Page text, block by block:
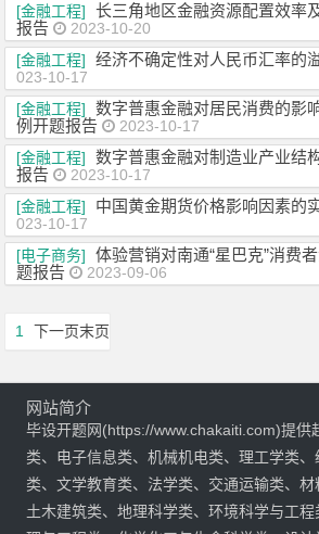
[金融工程]
长三角地区金融资源配置效率
报告
2023-10-20
[金融工程]
经济不确定性对人民币汇率的
023-10-17
[金融工程]
数字普惠金融对居民消费的
例开题报告
2023-10-17
[金融工程]
数字普惠金融对制造业产业结
报告
2023-10-17
[金融工程]
中国黄金期货价格影响因素的
023-10-17
[电子商务]
体验营销对南通“星巴克”消费
题报告
2023-09-06
1 下一页末页
网站简介
毕设开题网(https://www.chakaiti.com)提供
类、电子信息类、机械机电类、理工学类
类、文学教育类、法学类、交通运输类、材
土木建筑类、地理科学类、环境科学与工